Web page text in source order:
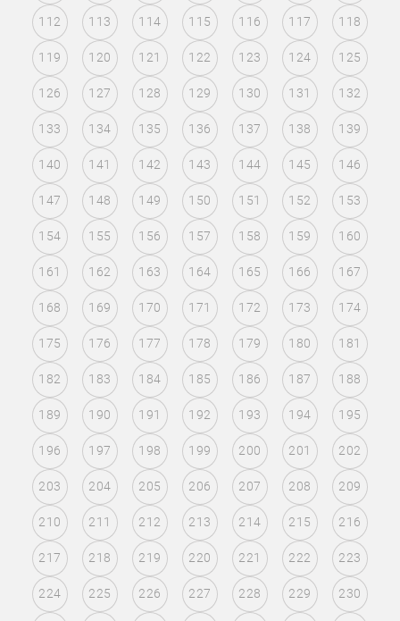
112 113 114 115 116 117 118
119 120 121 122 123 124 125
126 127 128 129 130 131 132
133 134 135 136 137 138 139
140 141 142 143 144 145 146
147 148 149 150 151 152 153
154 155 156 157 158 159 160
161 162 163 164 165 166 167
168 169 170 171 172 173 174
175 176 177 178 179 180 181
182 183 184 185 186 187 188
189 190 191 192 193 194 195
196 197 198 199 200 201 202
203 204 205 206 207 208 209
210 211 212 213 214 215 216
217 218 219 220 221 222 223
224 225 226 227 228 229 230